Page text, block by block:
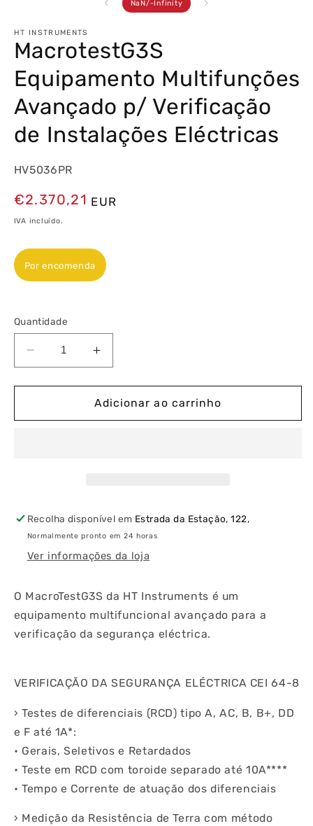
NaN/ de
-Infinity
HT INSTRUMENTS
MacrotestG3S
Equipamento Multifunções
Avançado p/ Verificação
de Instalações Eléctricas
HV5036PR
Preço
normal
€2.370,21 EUR
IVA incluído.
Por encomenda
Quantidade
Diminuir
a
quantidade
MacrotestG3S
Instalações
Eléctricas
Aumentar
a
quantidade
de
MacrotestG3S
Instalações
Eléctricas
Adicionar ao carrinho
Recolha disponível em Estrada da Estação, 122,
Normalmente pronto em 24 horas
Ver informações da loja
O MacroTestG3S da HT Instruments é um
equipamento multifuncional avançado para a
verificação da segurança eléctrica.
VERIFICAÇÃO DA SEGURANÇA ELÉCTRICA CEI 64-8
› Testes de diferenciais (RCD) tipo A, AC, B, B+, DD
e F até 1A*:
• Gerais, Seletivos e Retardados
• Teste em RCD com toroide separado até 10A****
• Tempo e Corrente de atuação dos diferenciais
› Medição da Resistência de Terra com método